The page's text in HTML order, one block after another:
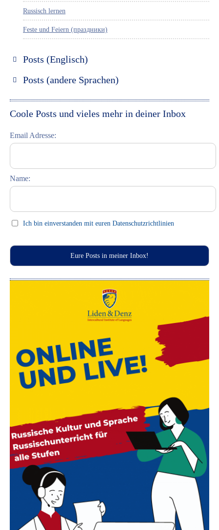
Russisch lernen
Feste und Feiern (праздники)
Posts (Englisch)
Discover Moscow
Celebrations (праздники)
Press clips
Posts (andere Sprachen)
Italiano
Coole Posts und vieles mehr in deiner Inbox
Email Adresse:
Name:
Ich bin einverstanden mit euren Datenschutzrichtlinien